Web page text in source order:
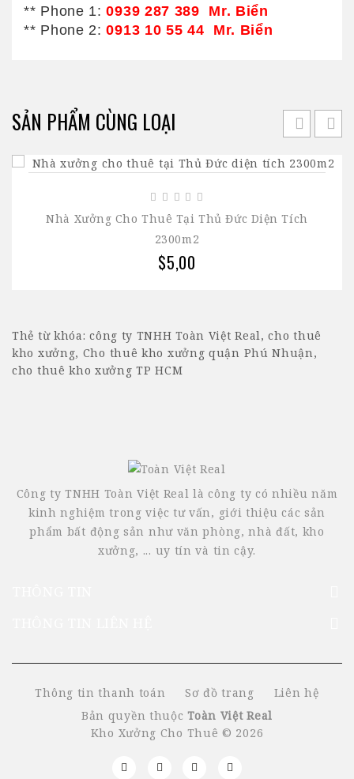
** Phone 1: 0939 287 389 Mr. Biển
** Phone 2: 0913 10 55 44 Mr. Biển
SẢN PHẨM CÙNG LOẠI
Nhà Xưởng Cho Thuê Tại Thủ Đức Diện Tích
2300m2
$5,00
Thẻ từ khóa:công ty TNHH Toàn Việt Real,cho thuê
kho xưởng, Cho thuê kho xưởng quận Phú Nhuận,
cho thuê kho xưởng TP HCM
Công ty TNHH Toàn Việt Real là công ty có nhiều năm
kinh nghiệm trong việc tư vấn, giới thiệu các sản
phẩm bất động sản như văn phòng, nhà đất, kho
xưởng, ... uy tín và tin cậy.
Thông tin thanh toán Sơ đồ trang
Liên hệ
Bản quyền thuộcToàn Việt Real
Kho Xưởng Cho Thuê © 2026